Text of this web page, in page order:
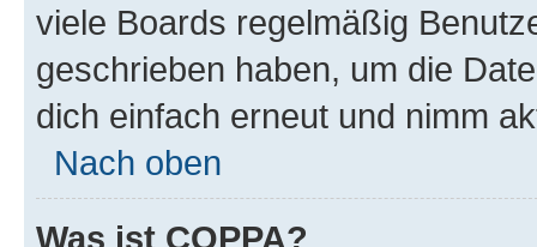
viele Boards regelmäßig
geschrieben haben, um die
dich einfach erneut und nimm
Nach oben
Was ist COPPA?